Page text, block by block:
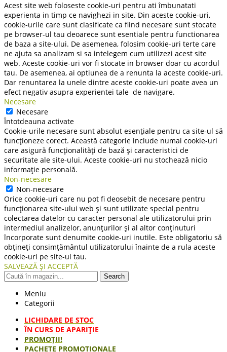
Acest site web foloseste cookie-uri pentru ati îmbunatati
experienta in timp ce navighezi in site. Din aceste cookie-uri,
cookie-urile care sunt clasificate ca fiind necesare sunt stocate
pe browser-ul tau deoarece sunt esentiale pentru functionarea
de baza a site-ului. De asemenea, folosim cookie-uri terte care
ne ajuta sa analizam si sa intelegem cum utilizezi acest site
web. Aceste cookie-uri vor fi stocate in browser doar cu acordul
tau. De asemenea, ai optiunea de a renunta la aceste cookie-uri.
Dar renuntarea la unele dintre aceste cookie-uri poate avea un
efect negativ asupra experientei tale de navigare.
Necesare
Necesare
Întotdeauna activate
Cookie-urile necesare sunt absolut esențiale pentru ca site-ul să
funcționeze corect. Această categorie include numai cookie-uri
care asigură funcționalități de bază și caracteristici de
securitate ale site-ului. Aceste cookie-uri nu stochează nicio
informație personală.
Non-necesare
Non-necesare
Orice cookie-uri care nu pot fi deosebit de necesare pentru
funcționarea site-ului web și sunt utilizate special pentru
colectarea datelor cu caracter personal ale utilizatorului prin
intermediul analizelor, anunțurilor și al altor conținuturi
încorporate sunt denumite cookie-uri inutile. Este obligatoriu să
obțineți consimțământul utilizatorului înainte de a rula aceste
cookie-uri pe site-ul tau.
SALVEAZĂ ȘI ACCEPTĂ
Search
Meniu
Categorii
LICHIDARE DE STOC
ÎN CURS DE APARIŢIE
PROMOȚII!
PACHETE PROMOTIONALE